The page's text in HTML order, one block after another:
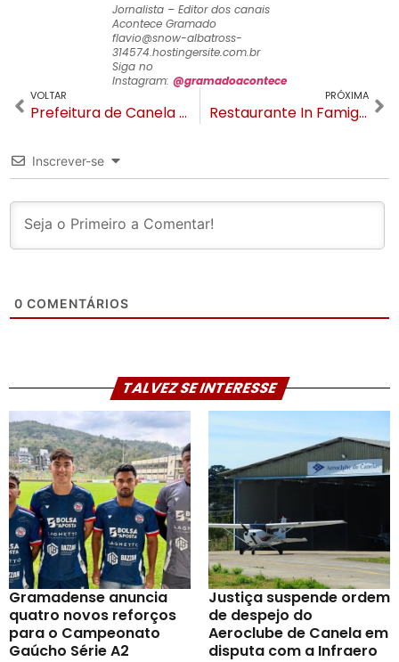
Jornalista – Editor dos canais
Acontece Gramado
flavio@snow-albatross-
314574.hostingersite.com.br
Siga no
Instagram: @gramadoacontece
VOLTAR
Prefeitura de Canela se pronuncia sobre operação da PC que teve prisão de secretário
PRÓXIMA
Restaurante In Famiglia reinaugura no Hotel Laghetto Toscana
Inscrever-se
0 COMENTÁRIOS
TALVEZ SE INTERESSE
Gramadense anuncia
quatro novos reforços
para o Campeonato
Gaúcho Série A2
Justiça suspende ordem
de despejo do
Aeroclube de Canela em
disputa com a Infraero